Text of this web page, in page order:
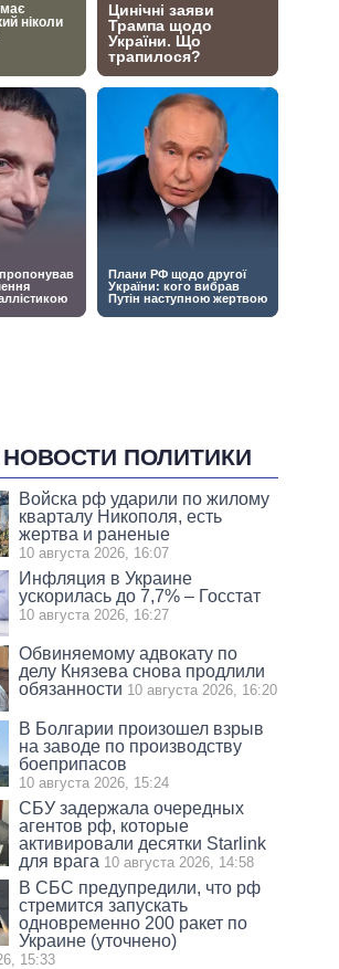
НОВОСТИ ПОЛИТИКИ
Войска рф ударили по жилому
кварталу Никополя, есть
жертва и раненые
10 августа 2026, 16:07
Инфляция в Украине
ускорилась до 7,7% – Госстат
10 августа 2026, 16:27
Обвиняемому адвокату по
делу Князева снова продлили
обязанности 10 августа 2026, 16:20
В Болгарии произошел взрыв
на заводе по производству
боеприпасов
10 августа 2026, 15:24
СБУ задержала очередных
агентов рф, которые
активировали десятки Starlink
для врага 10 августа 2026, 14:58
В СБС предупредили, что рф
стремится запускать
одновременно 200 ракет по
Украине (уточнено)
15:33